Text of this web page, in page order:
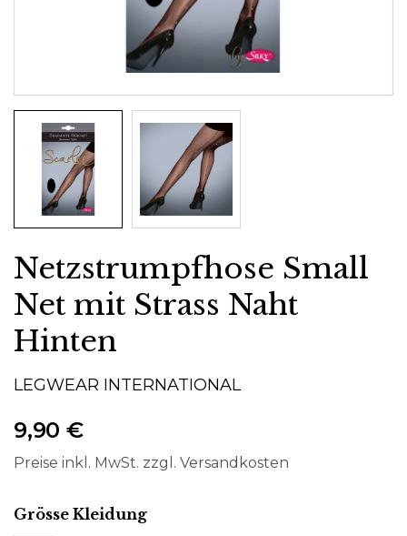
Netzstrumpfhose Small
Net mit Strass Naht
Hinten
LEGWEAR INTERNATIONAL
9,90 €
Preise inkl. MwSt. zzgl. Versandkosten
Grösse Kleidungauswählen